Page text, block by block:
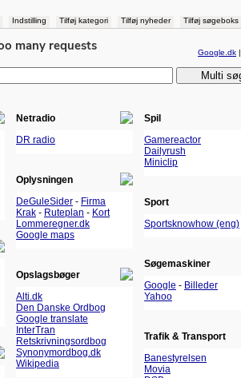
Indstilling Tilføj kategori Tilføj nyheder Tilføj søgeboks
Google.dk |
Netradio
DR radio
Oplysningen
DeGuleSider - Firma
Krak - Ruteplan - Kort
Lommeregner.dk
Google maps
Opslagsbøger
Alti.dk
Den Danske Ordbog
Google translate
InterTran
Retskrivningsordbog
Synonymordbog.dk
Wikipedia
Spil
Gamereactor
Dailyrush
Miniclip
Sport
Sportsknowhow (eng)
Søgemaskiner
Google - Billeder
Yahoo
Trafik & Transport
Banestyrelsen
Movia